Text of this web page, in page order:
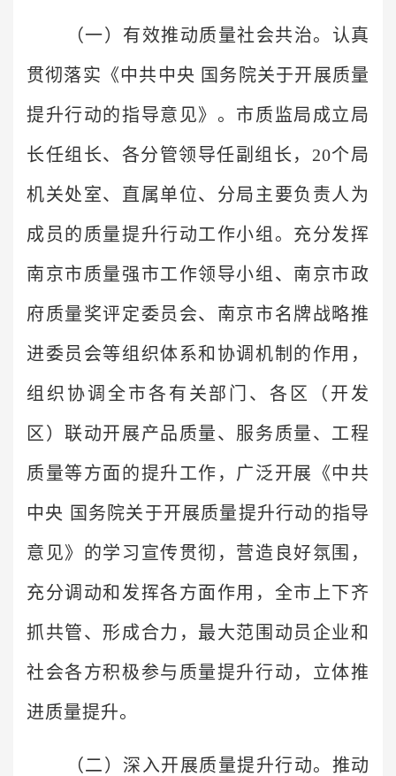
（一）有效推动质量社会共治。认真
贯彻落实《中共中央 国务院关于开展质量
提升行动的指导意见》。市质监局成立局
长任组长、各分管领导任副组长，20个局
机关处室、直属单位、分局主要负责人为
成员的质量提升行动工作小组。充分发挥
南京市质量强市工作领导小组、南京市政
府质量奖评定委员会、南京市名牌战略推
进委员会等组织体系和协调机制的作用，
组织协调全市各有关部门、各区（开发
区）联动开展产品质量、服务质量、工程
质量等方面的提升工作，广泛开展《中共
中央 国务院关于开展质量提升行动的指导
意见》的学习宣传贯彻，营造良好氛围，
充分调动和发挥各方面作用，全市上下齐
抓共管、形成合力，最大范围动员企业和
社会各方积极参与质量提升行动，立体推
进质量提升。
（二）深入开展质量提升行动。推动